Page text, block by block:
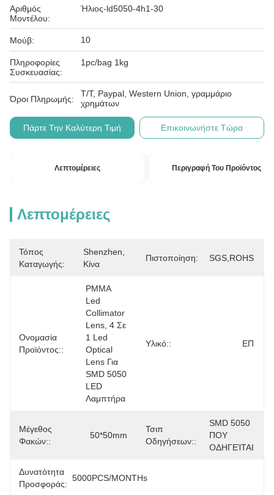
Αριθμός
Μοντέλου:
Ήλιος-ld5050-4h1-30
Μούβ: 10
Πληροφορίες
Συσκευασίας:
1pc/bag 1kg
Όροι Πληρωμής:
T/T, Paypal, Western Union, γραμμάριο
χρημάτων
Πάρτε Την Καλύτερη Τιμή Επικοινωνήστε Τώρα
Λεπτομέρειες Περιγραφή Του Προϊόντος
Λεπτομέρειες
Τόπος
Καταγωγής:
Shenzhen,
Κίνα
Πιστοποίηση: SGS,ROHS
Ονομασία
Προϊόντος::
PMMA
Led
Collimator
Lens, 4 Σε
1 Led
Optical
Lens Για
SMD 5050
LED
Λαμπτήρα
Υλικό:: ΕΠ
Μέγεθος
Φακών::
50*50mm
Τσιπ
Οδηγήσεων::
SMD 5050
ΠΟΥ
ΟΔΗΓΕΊΤΑΙ
Δυνατότητα
Προσφοράς:
5000PCS/MONTHs